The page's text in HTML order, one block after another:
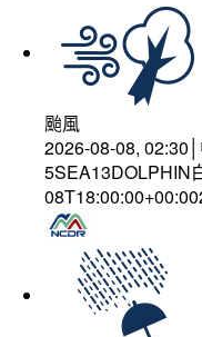
颱風
2026-08-08,
5SEA13DOLPHIN